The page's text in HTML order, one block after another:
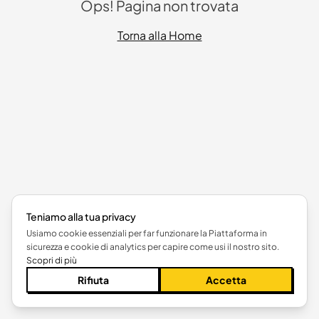
Ops! Pagina non trovata
Torna alla Home
Teniamo alla tua privacy
Usiamo cookie essenziali per far funzionare la Piattaforma in
sicurezza e cookie di analytics per capire come usi il nostro sito.
Scopri di più
Rifiuta Accetta